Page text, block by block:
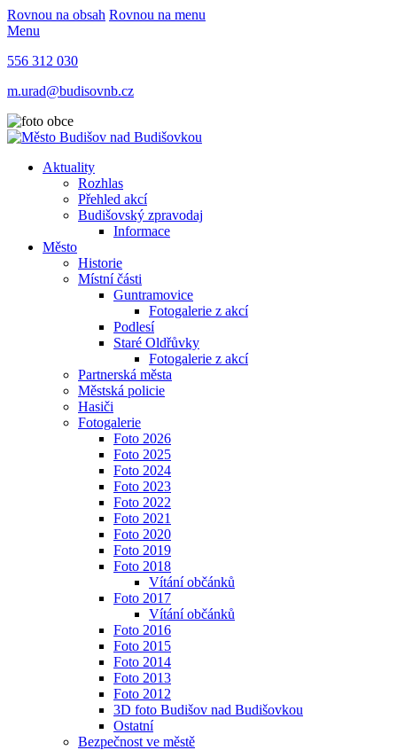
Rovnou na obsah Rovnou na menu
Menu
556 312 030
m.urad@budisovnb.cz
Aktuality
Rozhlas
Přehled akcí
Budišovský zpravodaj
Informace
Město
Historie
Místní části
Guntramovice
Fotogalerie z akcí
Podlesí
Staré Oldřůvky
Fotogalerie z akcí
Partnerská města
Městská policie
Hasiči
Fotogalerie
Foto 2026
Foto 2025
Foto 2024
Foto 2023
Foto 2022
Foto 2021
Foto 2020
Foto 2019
Foto 2018
Vítání občánků
Foto 2017
Vítání občánků
Foto 2016
Foto 2015
Foto 2014
Foto 2013
Foto 2012
3D foto Budišov nad Budišovkou
Ostatní
Bezpečnost ve městě